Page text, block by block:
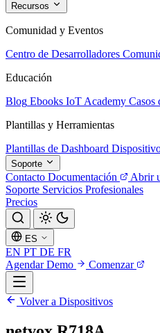
Recursos
Comunidad y Eventos
Centro de Desarrolladores
Educación
Blog Ebooks IoT Academy Casos
Plantillas y Herramientas
Plantillas de Dashboard
Soporte
Contacto Documentación Abrir
Soporte Servicios Profesionales
Precios
ES
EN PT DE FR
Agendar Demo
Comenzar
Volver a Dispositivos